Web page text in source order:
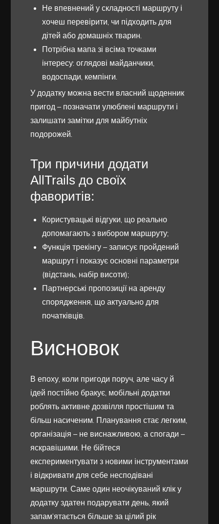
Не впевнений у складності маршруту і
хочеш перевірити, чи підходить для
дітей або домашніх тварин.
Потрібна мапа зі всіма точками
інтересу: оглядові майданчики,
водоспади, кемпінги.
У додатку можна вести власний щоденник
пригод – позначати улюблені маршрути і
залишати замітки для майбутніх
подорожей.
Три причини додати
AllTrails до своїх
фаворитів:
Користувацькі відгуки, що реально
допомагають з вибором маршруту;
Функція трекінгу – записує пройдений
маршрут і показує основні параметри
(відстань, набір висоти);
Партнерські пропозиції на аренду
спорядження, що актуально для
початківців.
Висновок
В епоху, коли пригоди поруч, але часу й
ідей постійно бракує, мобільні додатки
роблять активне дозвілля простішим та
більш насиченим. Планування стає легким,
організація – не виснажливою, а спогади –
яскравішими. Не бійтеся
експериментувати з новими інструментами
і відкривати для себе несподівані
маршрути. Саме один неочікуваний клік у
додатку здатен подарувати день, який
запам’ятається більше за цілий рік